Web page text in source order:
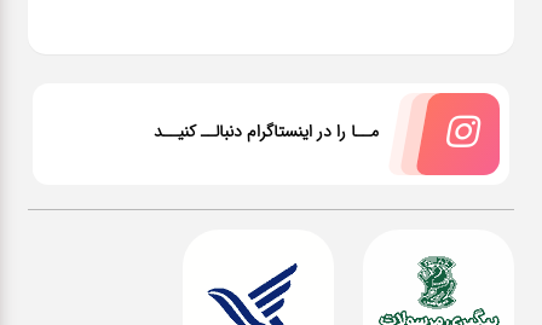
مــا را در اینستاگرام دنبالــ کنیــد